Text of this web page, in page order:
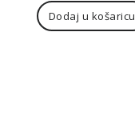
Dodaj u košaricu